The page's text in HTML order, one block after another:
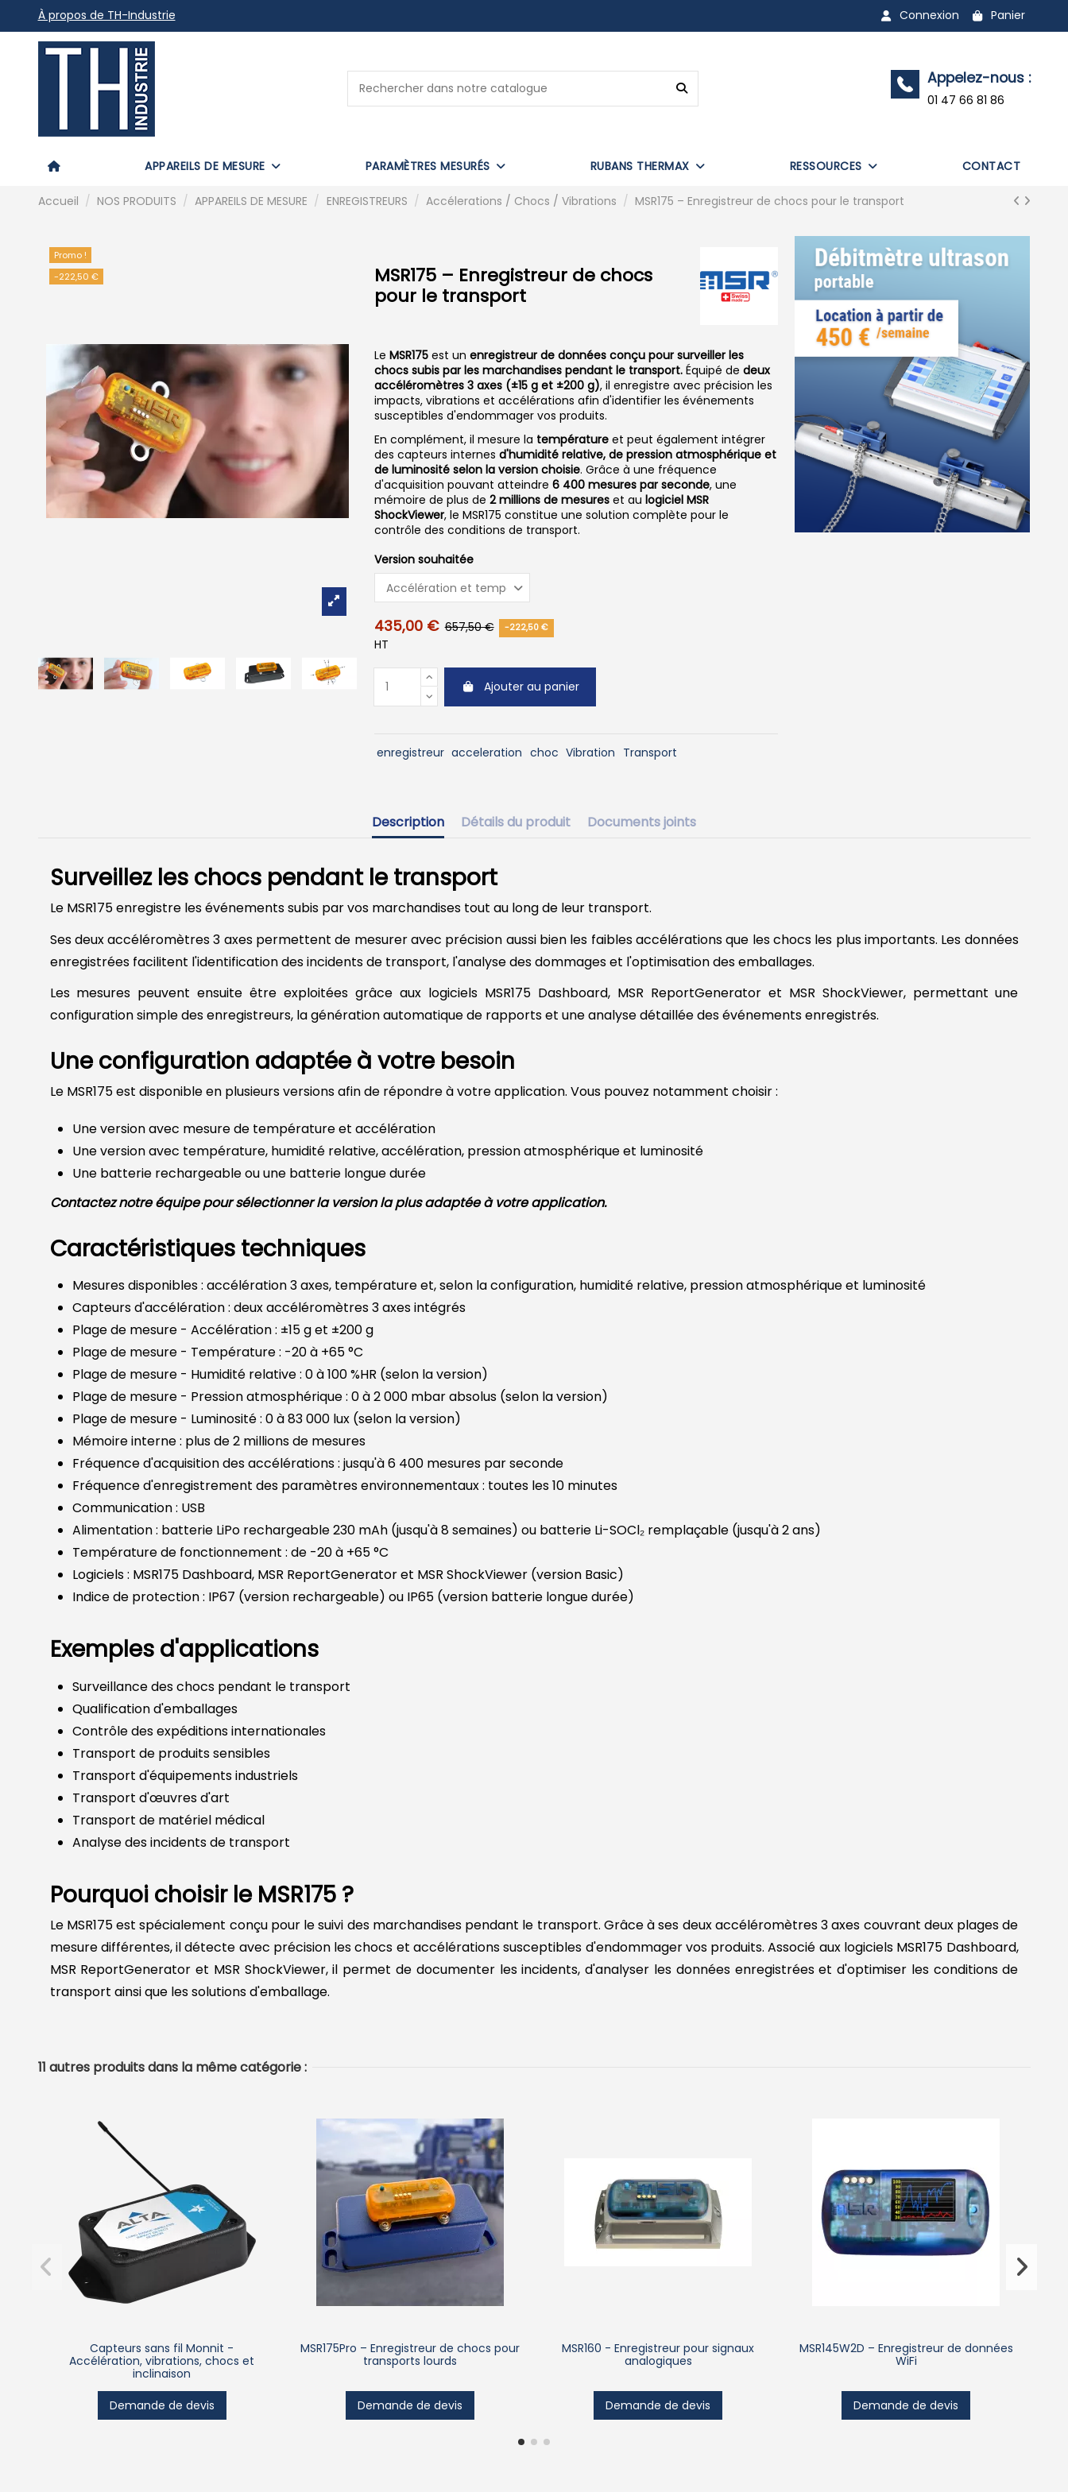
À propos de TH-Industrie Connexion Panier
Appelez-nous :
01 47 66 81 86
APPAREILS DE MESURE PARAMÈTRES MESURÉS RUBANS THERMAX RESSOURCES CONTACT
Accueil NOS PRODUITS APPAREILS DE MESURE ENREGISTREURS Accélerations / Chocs / Vibrations MSR175 – Enregistreur de chocs pour le transport
Promo !
-222,50 €
MSR175 – Enregistreur de chocs
pour le transport
Le MSR175est un enregistreur de données conçu pour surveiller les
chocs subis par les marchandises pendant le transport.Équipé de deux
accéléromètres 3 axes (±15 g et ±200 g), il enregistre avec précision les
impacts, vibrations et accélérations afin d'identifier les événements
susceptibles d'endommager vos produits.
En complément, il mesure la températureet peut également intégrer
des capteurs internes d'humidité relative, de pression atmosphérique et
de luminosité selon la version choisie. Grâce à une fréquence
d'acquisition pouvant atteindre 6 400 mesures par seconde, une
mémoire de plus de 2 millions de mesureset au logiciel MSR
ShockViewer, le MSR175 constitue une solution complète pour le
contrôle des conditions de transport.
Version souhaitée
435,00 € 657,50 € -222,50 €
HT
Ajouter au panier
enregistreur acceleration choc Vibration Transport
Description Détails du produit Documents joints
Surveillez les chocs pendant le transport
Le MSR175 enregistre les événements subis par vos marchandises tout au long de leur transport.
Ses deux accéléromètres 3 axes permettent de mesurer avec précision aussi bien les faibles accélérations que les chocs les plus importants. Les données
enregistrées facilitent l'identification des incidents de transport, l'analyse des dommages et l'optimisation des emballages.
Les mesures peuvent ensuite être exploitées grâce aux logiciels MSR175 Dashboard, MSR ReportGenerator et MSR ShockViewer, permettant une
configuration simple des enregistreurs, la génération automatique de rapports et une analyse détaillée des événements enregistrés.
Une configuration adaptée à votre besoin
Le MSR175 est disponible en plusieurs versions afin de répondre à votre application. Vous pouvez notamment choisir :
Une version avec mesure de température et accélération
Une version avec température, humidité relative, accélération, pression atmosphérique et luminosité
Une batterie rechargeable ou une batterie longue durée
Contactez notre équipe pour sélectionner la version la plus adaptée à votre application.
Caractéristiques techniques
Mesures disponibles : accélération 3 axes, température et, selon la configuration, humidité relative, pression atmosphérique et luminosité
Capteurs d'accélération : deux accéléromètres 3 axes intégrés
Plage de mesure - Accélération : ±15 g et ±200 g
Plage de mesure - Température : -20 à +65 °C
Plage de mesure - Humidité relative : 0 à 100 %HR (selon la version)
Plage de mesure - Pression atmosphérique : 0 à 2 000 mbar absolus (selon la version)
Plage de mesure - Luminosité : 0 à 83 000 lux (selon la version)
Mémoire interne : plus de 2 millions de mesures
Fréquence d'acquisition des accélérations : jusqu'à 6 400 mesures par seconde
Fréquence d'enregistrement des paramètres environnementaux : toutes les 10 minutes
Communication : USB
Alimentation : batterie LiPo rechargeable 230 mAh (jusqu'à 8 semaines) ou batterie Li-SOCl₂ remplaçable (jusqu'à 2 ans)
Température de fonctionnement : de -20 à +65 °C
Logiciels : MSR175 Dashboard, MSR ReportGenerator et MSR ShockViewer (version Basic)
Indice de protection : IP67 (version rechargeable) ou IP65 (version batterie longue durée)
Exemples d'applications
Surveillance des chocs pendant le transport
Qualification d'emballages
Contrôle des expéditions internationales
Transport de produits sensibles
Transport d'équipements industriels
Transport d'œuvres d'art
Transport de matériel médical
Analyse des incidents de transport
Pourquoi choisir le MSR175 ?
Le MSR175 est spécialement conçu pour le suivi des marchandises pendant le transport. Grâce à ses deux accéléromètres 3 axes couvrant deux plages de
mesure différentes, il détecte avec précision les chocs et accélérations susceptibles d'endommager vos produits. Associé aux logiciels MSR175 Dashboard,
MSR ReportGenerator et MSR ShockViewer, il permet de documenter les incidents, d'analyser les données enregistrées et d'optimiser les conditions de
transport ainsi que les solutions d'emballage.
11 autres produits dans la même catégorie :
Capteurs sans fil Monnit -
Accélération, vibrations, chocs et
inclinaison
Demande de devis
MSR175Pro – Enregistreur de chocs pour
transports lourds
Demande de devis
MSR160 - Enregistreur pour signaux
analogiques
Demande de devis
MSR145W2D – Enregistreur de données
WiFi
Demande de devis